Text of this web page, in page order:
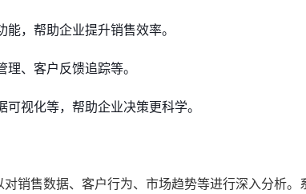
，帮助企业提升销售效率。
、客户反馈追踪等。
视化等，帮助企业决策更科学。
销售数据、客户行为、市场趋势等进行深入分析。